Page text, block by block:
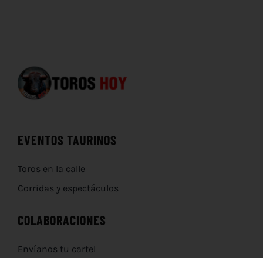
EVENTOS TAURINOS
Toros en la calle
Corridas y espectáculos
COLABORACIONES
Envíanos tu cartel